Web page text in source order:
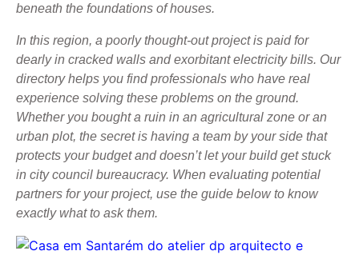
beneath the foundations of houses.
In this region, a poorly thought-out project is paid for
dearly in cracked walls and exorbitant electricity bills. Our
directory helps you find professionals who have real
experience solving these problems on the ground.
Whether you bought a ruin in an agricultural zone or an
urban plot, the secret is having a team by your side that
protects your budget and doesn’t let your build get stuck
in city council bureaucracy. When evaluating potential
partners for your project, use the guide below to know
exactly what to ask them.